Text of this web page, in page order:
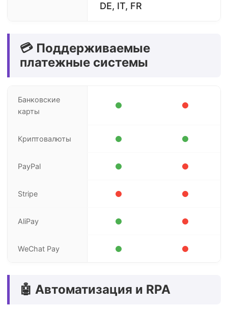
DE, IT, FR
💳 Поддерживаемые
платежные системы
Банковские
карты
Криптовалюты
PayPal
Stripe
AliPay
WeChat Pay
🤖 Автоматизация и RPA